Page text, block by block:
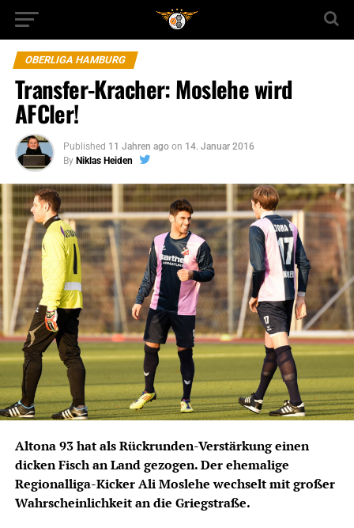
OBERLIGA HAMBURG
Transfer-Kracher: Moslehe wird
AFCler!
Published 11 Jahren ago on 14. Januar 2016
By Niklas Heiden
Altona 93 hat als Rückrunden-Verstärkung einen
dicken Fisch an Land gezogen. Der ehemalige
Regionalliga-Kicker Ali Moslehe wechselt mit großer
Wahrscheinlichkeit an die Griegstraße.